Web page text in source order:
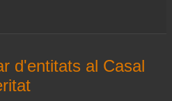
d'entitats al Casal